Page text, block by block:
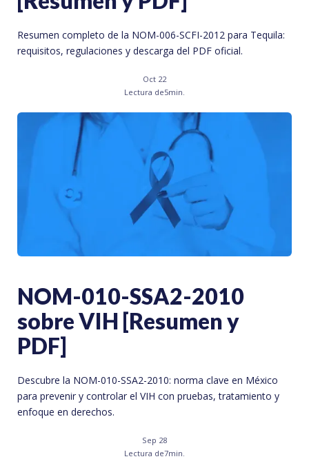
Resumen completo de la NOM-006-SCFI-2012 para Tequila:
requisitos, regulaciones y descarga del PDF oficial.
Oct 22
Lectura de5min.
NOM-010-SSA2-2010
sobre VIH [Resumen y
PDF]
Descubre la NOM-010-SSA2-2010: norma clave en México
para prevenir y controlar el VIH con pruebas, tratamiento y
enfoque en derechos.
Sep 28
Lectura de7min.